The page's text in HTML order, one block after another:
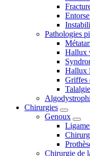
Pathologies
Hallux
Hallux
Griffes
Chirurgies
Genoux
Chirurgie de